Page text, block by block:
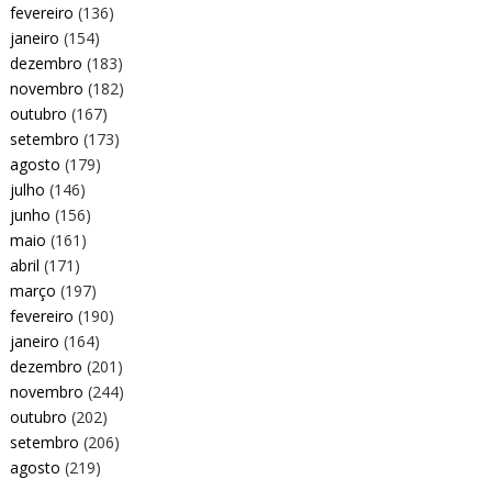
fevereiro (136)
janeiro (154)
dezembro (183)
novembro (182)
outubro (167)
setembro (173)
agosto (179)
julho (146)
junho (156)
maio (161)
abril (171)
março (197)
fevereiro (190)
janeiro (164)
dezembro (201)
novembro (244)
outubro (202)
setembro (206)
agosto (219)